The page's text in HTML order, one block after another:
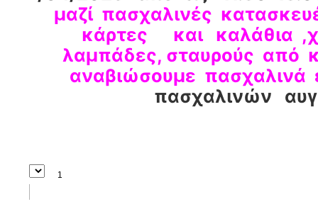
μαζί πασχαλινές
κάρτες και καλάθια
λαμπάδες, σταυρούς από
αναβιώσουμε πασχαλινά
πασχαλινών